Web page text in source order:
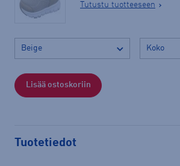
Tutustu tuotteeseen
Lisää ostoskoriin
Tuotetiedot